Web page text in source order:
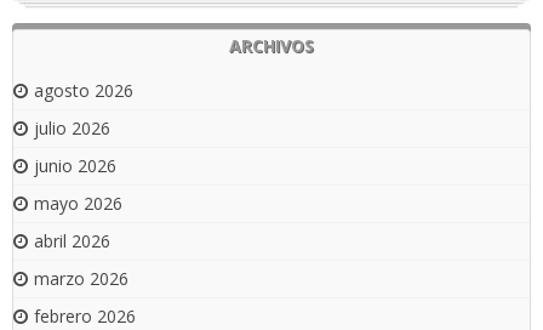
ARCHIVOS
agosto 2026
julio 2026
junio 2026
mayo 2026
abril 2026
marzo 2026
febrero 2026